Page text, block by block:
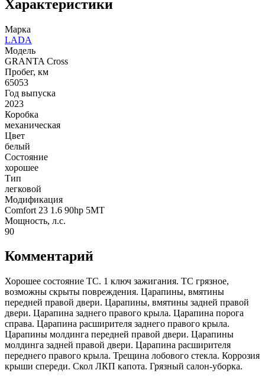
Характеристики
Марка
LADA
Модель
GRANTA Cross
Пробег, км
65053
Год выпуска
2023
Коробка
механическая
Цвет
белый
Состояние
хорошее
Тип
легковой
Модификация
Comfort 23 1.6 90hp 5MT
Мощность, л.с.
90
Комментарий
Хорошее состояние ТС. 1 ключ зажигания. ТС грязное,
возможны скрыты повреждения. Царапины, вмятины
передней правой двери. Царапины, вмятины задней правой
двери. Царапина заднего правого крыла. Царапина порога
справа. Царапина расширителя заднего правого крыла.
Царапины молдинга передней правой двери. Царапины
молдинга задней правой двери. Царапина расширителя
переднего правого крыла. Трещина лобового стекла. Коррозия
крыши спереди. Скол ЛКП капота. Грязный салон-уборка.